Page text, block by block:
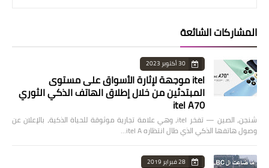
المشاركات الشائعة
30 أكتوبر 2023
itel موجهة لإثارة الأسواق على مستوى
المبتدئين من خلال إطلاق الهاتف الذكي الثوري
itel A70
شنجن، الصين — تفخر itel، وهي علامة تجارية موثوقة للحياة الذكية، بالإعلان عن
وصول هاتفها الذكي الذي طال انتظاره itel A…
28 فبراير 2019